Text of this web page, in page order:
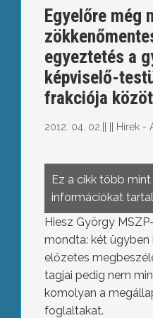
Egyelőre még
egyeztetés a
képviselő-
frakciója
2012. 04. 02. Hírek -
Ez a cikk több
információkat
Hiesz György
mondta: két ügyben
előzetes
tagjai pedig nem
komolyan a
foglaltakat.